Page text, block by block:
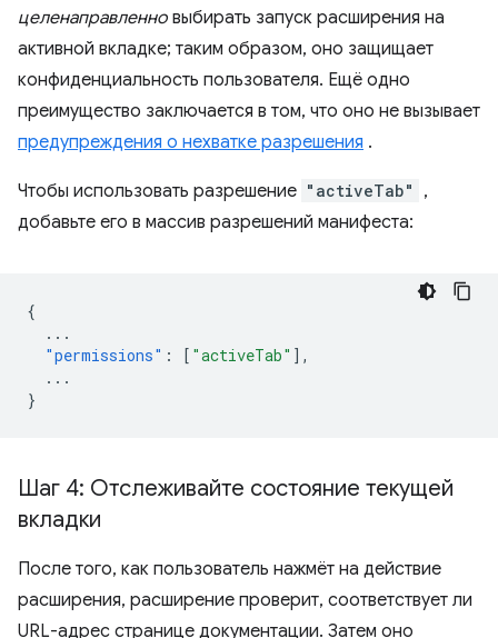
целенаправленно выбирать запуск расширения на
активной вкладке; таким образом, оно защищает
конфиденциальность пользователя. Ещё одно
преимущество заключается в том, что оно не вызывает
предупреждения о нехватке разрешения .
Чтобы использовать разрешение "activeTab"
,
добавьте его в массив разрешений манифеста:
{
...
"permissions" : [ "activeTab" ],
...
}
Шаг 4: Отслеживайте состояние текущей
вкладки
После того, как пользователь нажмёт на действие
расширения, расширение проверит, соответствует ли
URL-адрес странице документации. Затем оно